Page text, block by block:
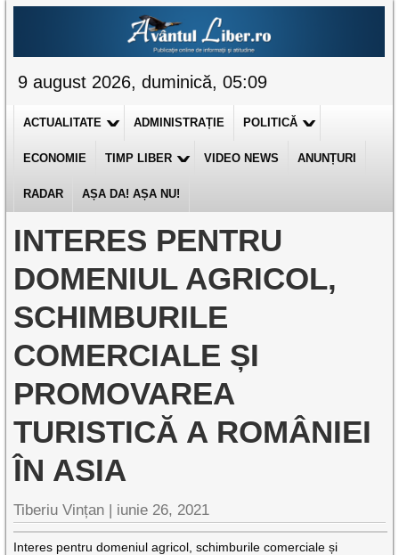
9 august 2026, duminică, 05:09
ACTUALITATE ADMINISTRAȚIE POLITICĂ
ECONOMIE TIMP LIBER VIDEO NEWS ANUNȚURI
RADAR AȘA DA! AȘA NU!
INTERES PENTRU
DOMENIUL AGRICOL,
SCHIMBURILE
COMERCIALE ȘI
PROMOVAREA
TURISTICĂ A ROMÂNIEI
ÎN ASIA
Tiberiu Vințan | iunie 26, 2021
Interes pentru domeniul agricol, schimburile comerciale și